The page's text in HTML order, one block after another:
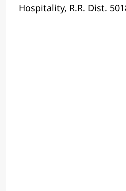
Hospitality, R.R. Dist.